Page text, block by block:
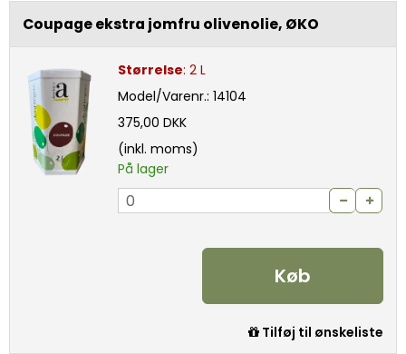
Coupage ekstra jomfru olivenolie, ØKO
Størrelse: 2 L
Model/Varenr.: 14104
375,00 DKK
(inkl. moms)
På lager
Køb
Tilføj til ønskeliste